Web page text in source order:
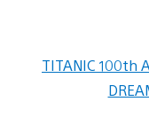
TITANIC 100th